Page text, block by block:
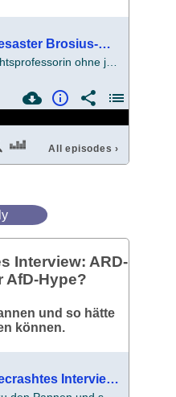
Das PR-Desaster Brosius-Gersdorf!
Wie die Rechtsprofessorin ohne jede Not das mediale Sperrfeuer auf sich zog
All episodes ›
Interview: ARD-
AfD-Hype?
und so hätte
können.
Weidels gecrashtes Interview: ARD-Skandal oder AfD-Hype?